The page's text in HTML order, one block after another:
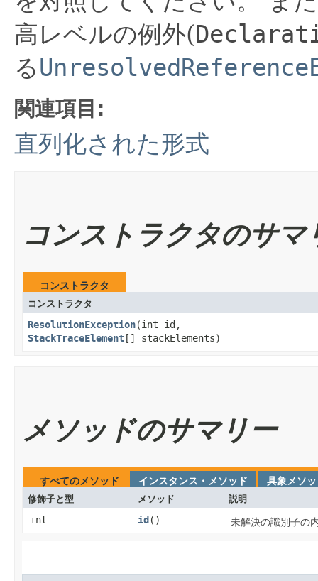
高レベルの例外(
る
関連項目:
直列化された形式
コンストラクタのサマ
コンストラクタ
コンストラクタ
ResolutionException​(int id,
StackTraceElement [] stackElements)
メソッドのサマリー
すべてのメソッド インスタンス・メソッド 具象メソ
修飾子と型 メソッド 説明
int id () 未解決の識別子の